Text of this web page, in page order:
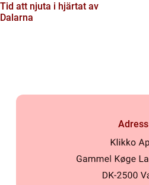
Tid att njuta i hjärtat av
Dalarna
Adress